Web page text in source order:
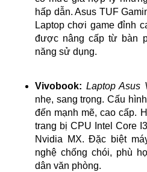
hấp dẫn. Asus TUF
Laptop chơi game đỉnh
được nâng cấp từ bàn
năng sử dụng.
Vivobook: Laptop Asus
nhẹ, sang trọng. Cấu
đến mạnh mẽ, cao cấp.
trang bị CPU Intel Core
Nvidia MX. Đặc biệt
nghệ chống chói, phù
dân văn phòng.